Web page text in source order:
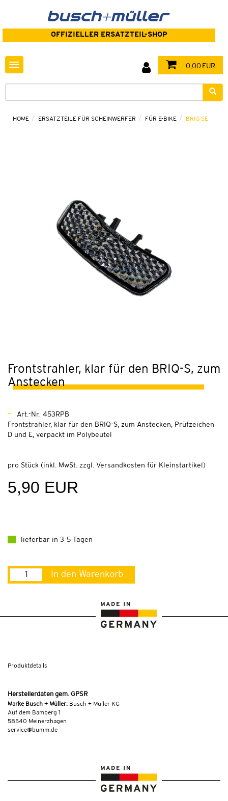
OFFIZIELLER ERSATZTEIL-SHOP
Toggle navigation 0,00 EUR
HOME ERSATZTEILE FÜR SCHEINWERFER FÜR E-BIKE BRIQ SE
Frontstrahler, klar für den BRIQ-S, zum
Anstecken
Art.-Nr. 453RPB
Frontstrahler, klar für den BRIQ-S, zum Anstecken, Prüfzeichen
D und E, verpackt im Polybeutel
pro Stück (inkl. MwSt. zzgl. Versandkosten für Kleinstartikel )
5,90 EUR
lieferbar in 3-5 Tagen
In den Warenkorb
Produktdetails
Herstellerdaten gem. GPSR
Marke Busch + Müller: Busch + Müller KG
Auf dem Bamberg 1
58540 Meinerzhagen
service@bumm.de